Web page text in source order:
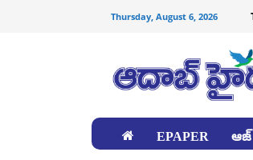
Thursday, August 6, 2026
EPAPER ఆజ్